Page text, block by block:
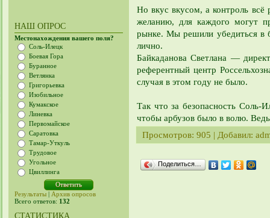
НАШ ОПРОС
Местонахождения вашего поля?
Соль-Илецк
Боевая Гора
Буранное
Ветлянка
Григорьевка
Изобильное
Кумакское
Линевка
Первомайское
Саратовка
Тамар-Уткуль
Трудовое
Угольное
Цвиллинга
Результаты | Архив опросов
Всего ответов: 132
СТАТИСТИКА
Но вкус вкусом, а контроль всё
желанию, для каждого могут
рынке. Мы решили убедиться в
лично.
Байкаданова Светлана —
референтный центр
случая в этом году не было.
Так что за безопасность Соль-
чтобы арбузов было в волю.
Просмотров: 905 | Добавил:
Поделиться…